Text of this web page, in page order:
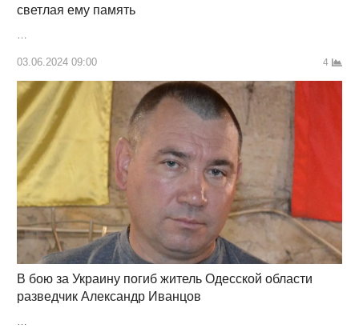
светлая ему память
…
03.06.2024 09:00 4
В бою за Украину погиб житель Одесской области
разведчик Александр Иванцов